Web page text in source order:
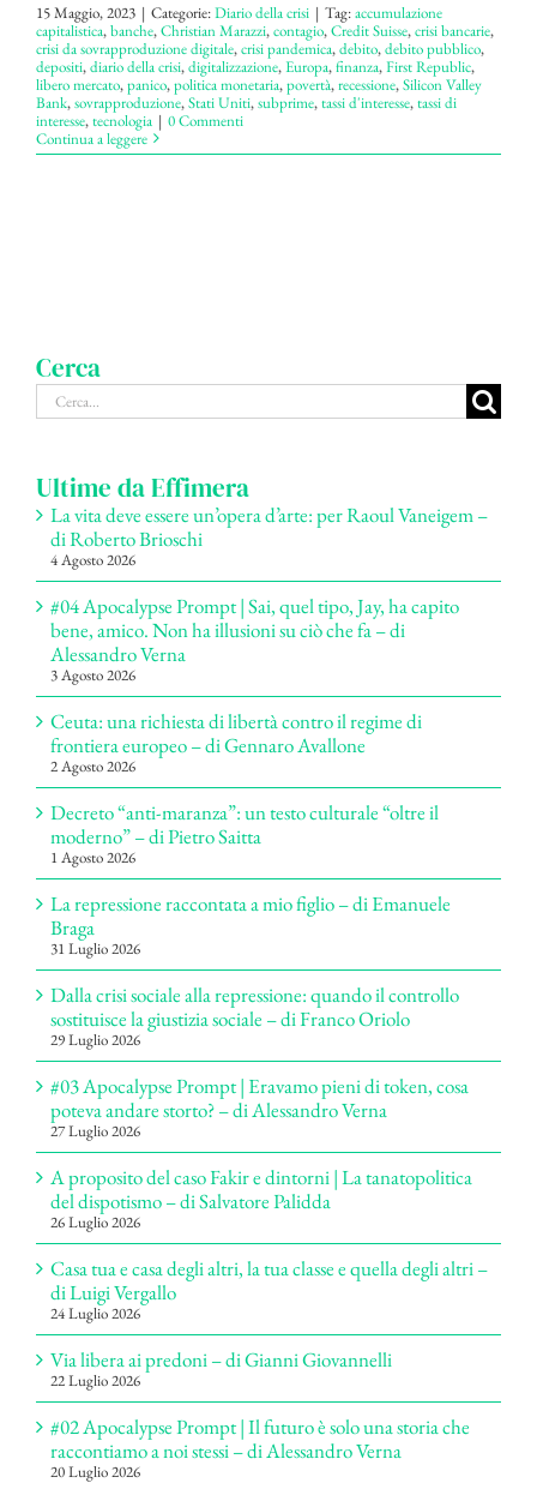
15 Maggio, 2023 | Categorie:Diario della crisi | Tag:accumulazione
capitalistica,banche,Christian Marazzi,contagio,Credit Suisse,crisi bancarie,
crisi da sovrapproduzione digitale,crisi pandemica,debito,debito pubblico,
depositi,diario della crisi,digitalizzazione,Europa,finanza,First Republic,
libero mercato,panico,politica monetaria,povertà,recessione,Silicon Valley
Bank,sovrapproduzione,Stati Uniti,subprime,tassi d'interesse,tassi di
interesse,tecnologia | 0 Commenti
Continua a leggere
Cerca
Cerca
per:
Ultime da Effimera
La vita deve essere un’opera d’arte: per Raoul Vaneigem –
di Roberto Brioschi
4 Agosto 2026
#04 Apocalypse Prompt | Sai, quel tipo, Jay, ha capito
bene, amico. Non ha illusioni su ciò che fa – di
Alessandro Verna
3 Agosto 2026
Ceuta: una richiesta di libertà contro il regime di
frontiera europeo – di Gennaro Avallone
2 Agosto 2026
Decreto “anti-maranza”: un testo culturale “oltre il
moderno” – di Pietro Saitta
1 Agosto 2026
La repressione raccontata a mio figlio – di Emanuele
Braga
31 Luglio 2026
Dalla crisi sociale alla repressione: quando il controllo
sostituisce la giustizia sociale – di Franco Oriolo
29 Luglio 2026
#03 Apocalypse Prompt | Eravamo pieni di token, cosa
poteva andare storto? – di Alessandro Verna
27 Luglio 2026
A proposito del caso Fakir e dintorni | La tanatopolitica
del dispotismo – di Salvatore Palidda
26 Luglio 2026
Casa tua e casa degli altri, la tua classe e quella degli altri –
di Luigi Vergallo
24 Luglio 2026
Via libera ai predoni – di Gianni Giovannelli
22 Luglio 2026
#02 Apocalypse Prompt | Il futuro è solo una storia che
raccontiamo a noi stessi – di Alessandro Verna
20 Luglio 2026